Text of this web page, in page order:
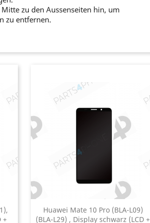
zu den Aussenseiten hin, um
zu entfernen.
+
Huawei Mate 10 Pro (BLA-L09)
(BLA-L29) , Display schwarz (LCD +